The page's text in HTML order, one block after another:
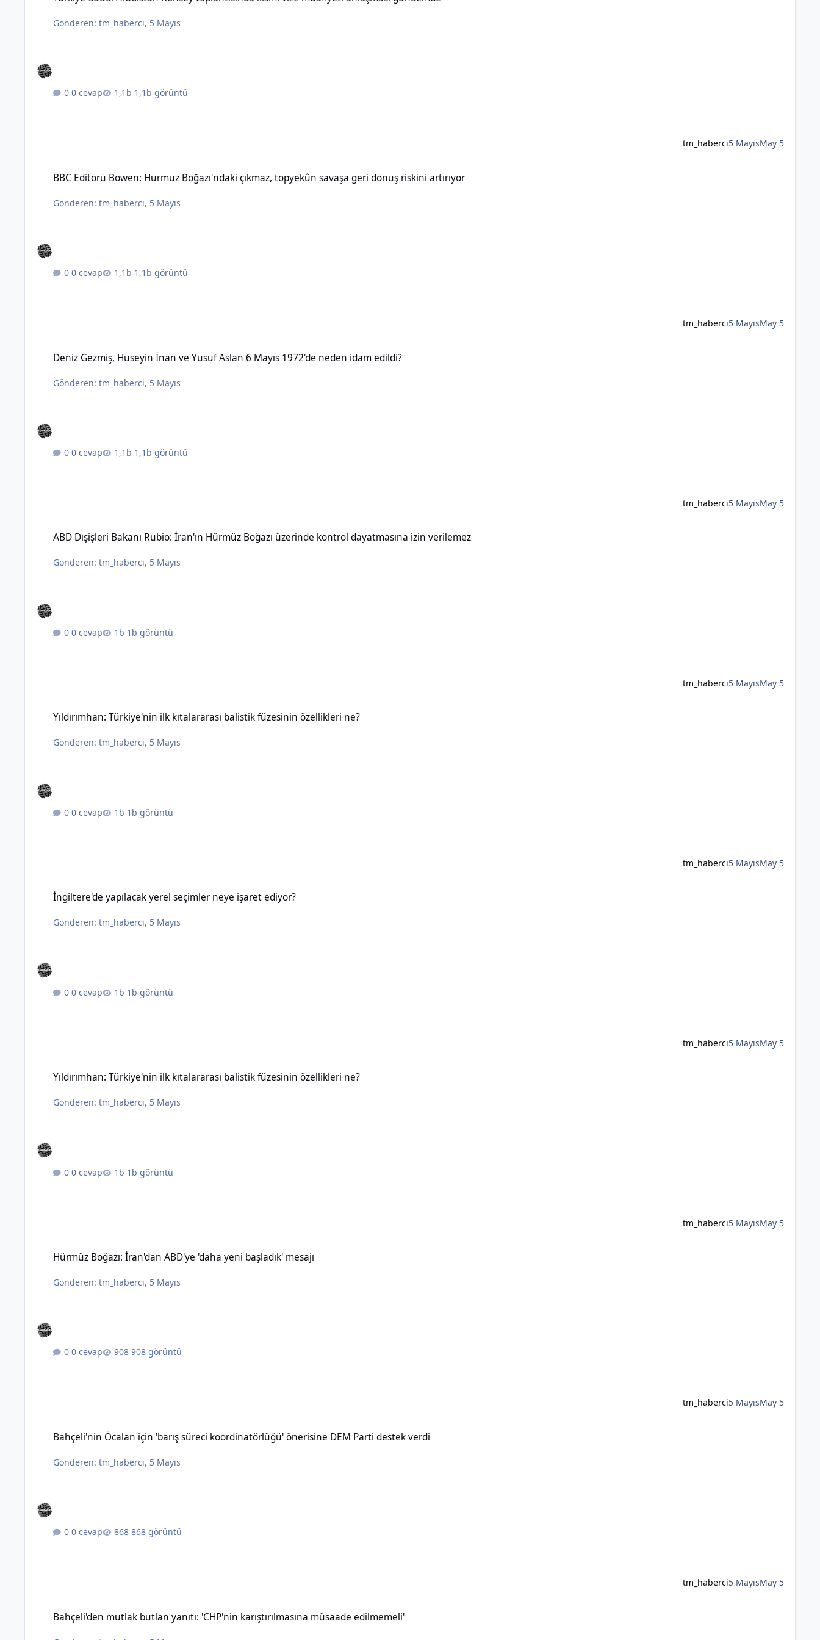
Gönderen:tm_haberci, 5 Mayıs
0 cevap 1,1b görüntü
tm_haberci5 MayısMay 5
BBC Editörü Bowen: Hürmüz Boğazı'ndaki çıkmaz, topyekûn savaşa geri dönüş riskini artırıyor
Gönderen:tm_haberci, 5 Mayıs
0 cevap 1,1b görüntü
tm_haberci5 MayısMay 5
Deniz Gezmiş, Hüseyin İnan ve Yusuf Aslan 6 Mayıs 1972'de neden idam edildi?
Gönderen:tm_haberci, 5 Mayıs
0 cevap 1,1b görüntü
tm_haberci5 MayısMay 5
ABD Dışişleri Bakanı Rubio: İran'ın Hürmüz Boğazı üzerinde kontrol dayatmasına izin verilemez
Gönderen:tm_haberci, 5 Mayıs
0 cevap 1b görüntü
tm_haberci5 MayısMay 5
Yıldırımhan: Türkiye'nin ilk kıtalararası balistik füzesinin özellikleri ne?
Gönderen:tm_haberci, 5 Mayıs
0 cevap 1b görüntü
tm_haberci5 MayısMay 5
İngiltere'de yapılacak yerel seçimler neye işaret ediyor?
Gönderen:tm_haberci, 5 Mayıs
0 cevap 1b görüntü
tm_haberci5 MayısMay 5
Yıldırımhan: Türkiye'nin ilk kıtalararası balistik füzesinin özellikleri ne?
Gönderen:tm_haberci, 5 Mayıs
0 cevap 1b görüntü
tm_haberci5 MayısMay 5
Hürmüz Boğazı: İran'dan ABD'ye 'daha yeni başladık' mesajı
Gönderen:tm_haberci, 5 Mayıs
0 cevap 908 görüntü
tm_haberci5 MayısMay 5
Bahçeli'nin Öcalan için 'barış süreci koordinatörlüğü' önerisine DEM Parti destek verdi
Gönderen:tm_haberci, 5 Mayıs
0 cevap 868 görüntü
tm_haberci5 MayısMay 5
Bahçeli'den mutlak butlan yanıtı: 'CHP'nin karıştırılmasına müsaade edilmemeli'